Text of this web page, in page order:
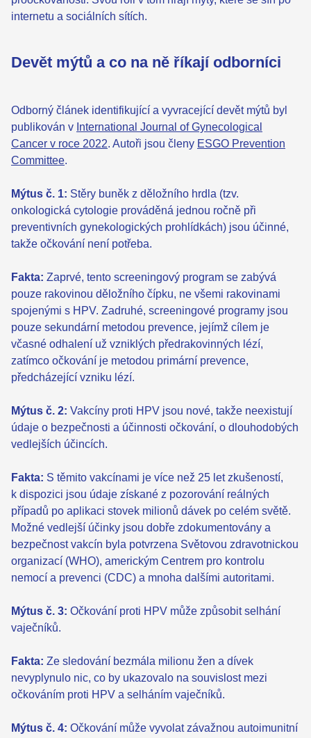
internetu a sociálních sítích.
Devět mýtů a co na ně říkají odborníci
Odborný článek identifikující a vyvracející devět mýtů byl
publikován v International Journal of Gynecological
Cancer v roce 2022. Autoři jsou členy ESGO Prevention
Committee.
Mýtus č. 1: Stěry buněk z děložního hrdla (tzv.
onkologická cytologie prováděná jednou ročně při
preventivních gynekologických prohlídkách) jsou účinné,
takže očkování není potřeba.
Fakta: Zaprvé, tento screeningový program se zabývá
pouze rakovinou děložního čípku, ne všemi rakovinami
spojenými s HPV. Zadruhé, screeningové programy jsou
pouze sekundární metodou prevence, jejímž cílem je
včasné odhalení už vzniklých předrakovinných lézí,
zatímco očkování je metodou primární prevence,
předcházející vzniku lézí.
Mýtus č. 2: Vakcíny proti HPV jsou nové, takže neexistují
údaje o bezpečnosti a účinnosti očkování, o dlouhodobých
vedlejších účincích.
Fakta: S těmito vakcínami je více než 25 let zkušeností,
k dispozici jsou údaje získané z pozorování reálných
případů po aplikaci stovek milionů dávek po celém světě.
Možné vedlejší účinky jsou dobře zdokumentovány a
bezpečnost vakcín byla potvrzena Světovou zdravotnickou
organizací (WHO), americkým Centrem pro kontrolu
nemocí a prevenci (CDC) a mnoha dalšími autoritami.
Mýtus č. 3: Očkování proti HPV může způsobit selhání
vaječníků.
Fakta: Ze sledování bezmála milionu žen a dívek
nevyplynulo nic, co by ukazovalo na souvislost mezi
očkováním proti HPV a selháním vaječníků.
Mýtus č. 4: Očkování může vyvolat závažnou autoimunitní